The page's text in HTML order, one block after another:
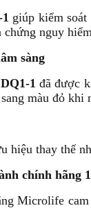
giúp kiểm
nguy
sàng
1 đã được
màu đỏ khi
hiệu thay thế
chính hãng
Microlife